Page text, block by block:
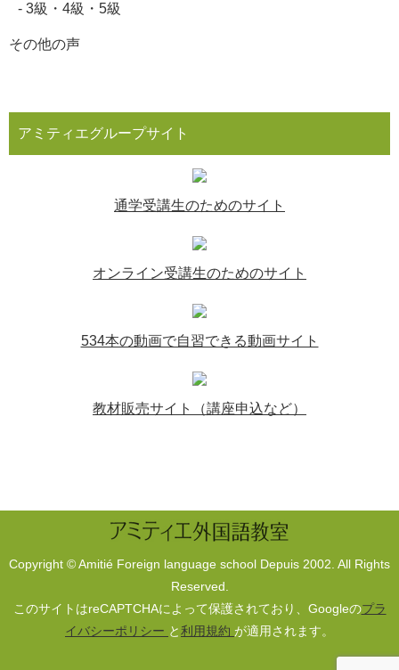
- 3級・4級・5級
その他の声
アミティエグループサイト
通学受講生のためのサイト
オンライン受講生のためのサイト
534本の動画で自習できる動画サイト
教材販売サイト（講座申込など）
Copyright © Amitié Foreign language school Depuis 2002. All Rights
Reserved.
このサイトはreCAPTCHAによって保護されており、Googleのプラ
イバシーポリシー と利用規約 が適用されます。